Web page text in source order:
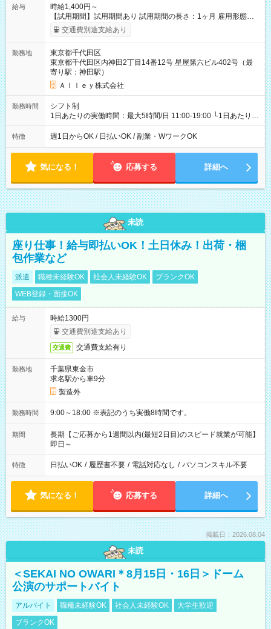
給与
時給1,400円～
【試用期間】試用期間あり 試用期間の長さ：1ヶ月 雇用形態、
給与は本採用時と同じです。
交通費別途支給あり
勤務地
東京都千代田区
東京都千代田区内神田2丁目14番12号 星屋第六ビル402号（最
寄り駅：神田駅）
Ａｌｌｅｙ株式会社
勤務時間
シフト制
1日あたりの実働時間：最大5時間/日 11:00-19:00 └1日あたりの
実働時間：1-5時間 └上記の時間帯内であれば、いつでも勤務可
能！ └平日・土曜日の中で、お好きな曜日でご勤務いただけま
18:00 などのように、自由な働き方が可能なお仕事です！
特徴 週1日からOK / 日払いOK / 副業・WワークOK
気になる！ 応募する 詳細へ
未読
座り仕事！給与即払いOK！土日休み！出荷・梱
包作業など
派遣 職種未経験OK 社会人未経験OK
ブランクOK
WEB登録・面接OK
給与
時給1300円
交通費別途支給あり
交通費 交通費支給有り
勤務地
千葉県東金市
求名駅から車9分
製造外
勤務時間 9:00～18:00 ※表記のうち実働8時間です。
期間
長期【ご応募から1週間以内(最短2日目)のスピード就業が可能】
即日～
特徴 日払いOK / 履歴書不要 / 電話対応なし / パソコンスキル不要
気になる！ 応募する 詳細へ
掲載日：2026.08.04
未読
＜SEKAI NO OWARI＊8月15日・16日＞ドーム
公演のサポートバイト
アルバイト 職種未経験OK 社会人未経験OK
大学生歓迎
ブランクOK